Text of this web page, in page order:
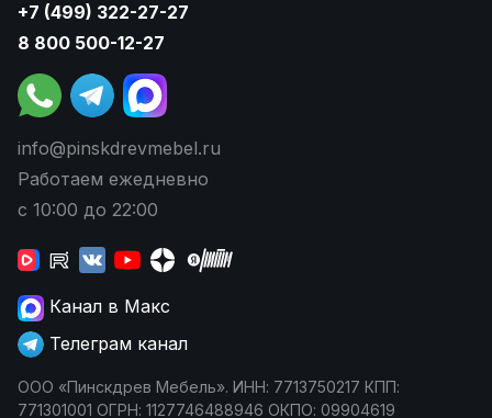
+7 (499) 322-27-27
8 800 500-12-27
info@pinskdrevmebel.ru
Работаем ежедневно
с 10:00 до 22:00
Канал в Макс
Телеграм канал
ООО «Пинскдрев Мебель». ИНН: 7713750217 КПП:
771301001 ОГРН: 1127746488946 ОКПО: 09904619